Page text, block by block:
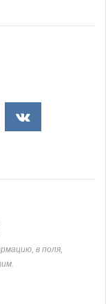
в поля,